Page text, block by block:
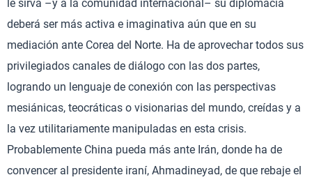
le sirva –y a la comunidad internacional– su diplomacia
deberá ser más activa e imaginativa aún que en su
mediación ante Corea del Norte. Ha de aprovechar todos sus
privilegiados canales de diálogo con las dos partes,
logrando un lenguaje de conexión con las perspectivas
mesiánicas, teocráticas o visionarias del mundo, creídas y a
la vez utilitariamente manipuladas en esta crisis.
Probablemente China pueda más ante Irán, donde ha de
convencer al presidente iraní, Ahmadineyad, de que rebaje el